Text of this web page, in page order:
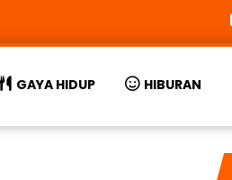
GAYA HIDUP HIBURAN